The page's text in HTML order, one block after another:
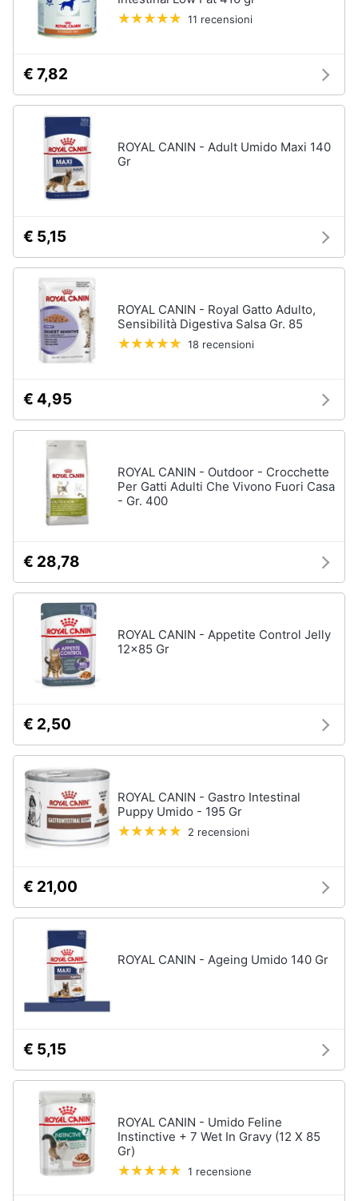
tartarughe
per
criceti
e
piccoli
roditori
Gabbie
animali
Royal
canin
Purina
Ciotole
per
11 recensioni
€ 7,82
ROYAL CANIN - Adult Umido Maxi 140
Gr
€ 5,15
ROYAL CANIN - Royal Gatto Adulto,
Sensibilità Digestiva Salsa Gr. 85
18 recensioni
€ 4,95
ROYAL CANIN - Outdoor - Crocchette
Per Gatti Adulti Che Vivono Fuori Casa
- Gr. 400
€ 28,78
ROYAL CANIN - Appetite Control Jelly
12x85 Gr
€ 2,50
ROYAL CANIN - Gastro Intestinal
Puppy Umido - 195 Gr
2 recensioni
€ 21,00
ROYAL CANIN - Ageing Umido 140 Gr
€ 5,15
ROYAL CANIN - Umido Feline
Instinctive + 7 Wet In Gravy (12 X 85
Gr)
1 recensione